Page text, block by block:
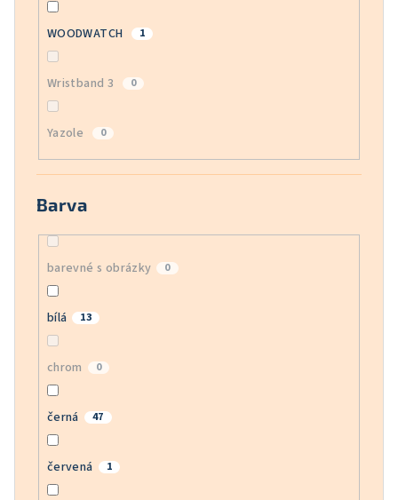
WOODWATCH 1
Wristband 3 0
Yazole 0
Barva
barevné s obrázky 0
bílá 13
chrom 0
černá 47
červená 1